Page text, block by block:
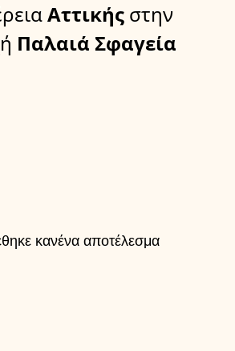
Αττικής στην
Παλαιά Σφαγεία
κανένα αποτέλεσμα